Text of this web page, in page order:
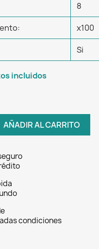
8
x100
Si
incluidos
AÑADIR AL CARRITO
condiciones